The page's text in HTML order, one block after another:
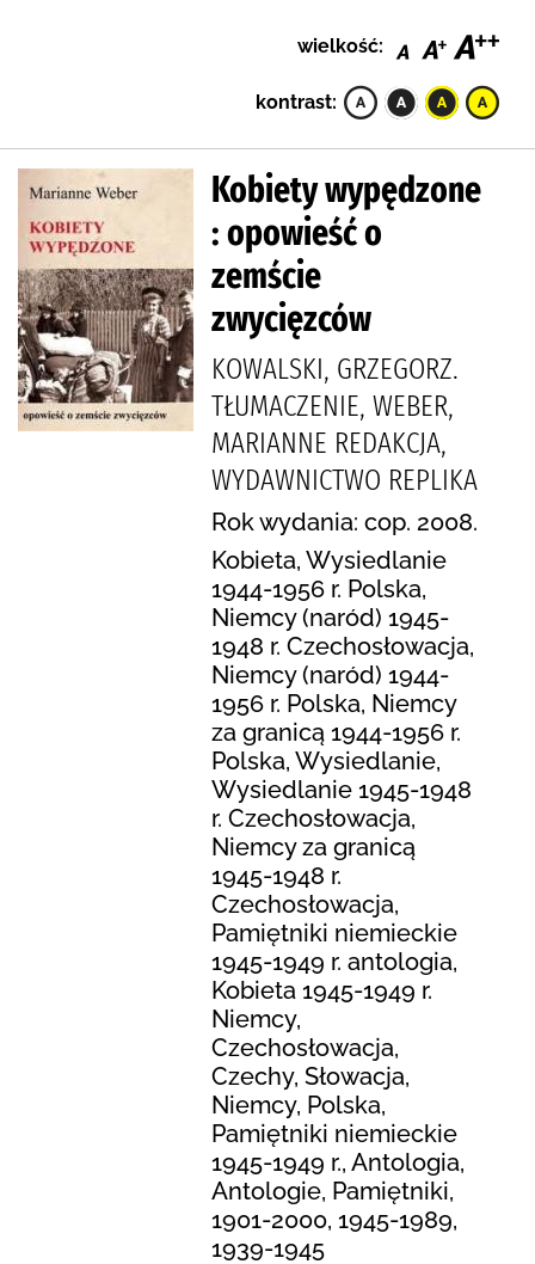
wielkość:
kontrast:
Kobiety wypędzone
: opowieść o
zemście
zwycięzców
KOWALSKI, GRZEGORZ.
TŁUMACZENIE, WEBER,
MARIANNE REDAKCJA,
WYDAWNICTWO REPLIKA
Rok wydania: cop. 2008.
Kobieta, Wysiedlanie
1944-1956 r. Polska,
Niemcy (naród) 1945-
1948 r. Czechosłowacja,
Niemcy (naród) 1944-
1956 r. Polska, Niemcy
za granicą 1944-1956 r.
Polska, Wysiedlanie,
Wysiedlanie 1945-1948
r. Czechosłowacja,
Niemcy za granicą
1945-1948 r.
Czechosłowacja,
Pamiętniki niemieckie
1945-1949 r. antologia,
Kobieta 1945-1949 r.
Niemcy,
Czechosłowacja,
Czechy, Słowacja,
Niemcy, Polska,
Pamiętniki niemieckie
1945-1949 r., Antologia,
Antologie, Pamiętniki,
1901-2000, 1945-1989,
1939-1945